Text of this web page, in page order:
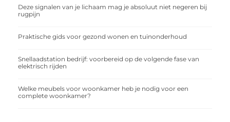
Deze signalen van je lichaam mag je absoluut niet negeren bij
rugpijn
Praktische gids voor gezond wonen en tuinonderhoud
Snellaadstation bedrijf: voorbereid op de volgende fase van
elektrisch rijden
Welke meubels voor woonkamer heb je nodig voor een
complete woonkamer?